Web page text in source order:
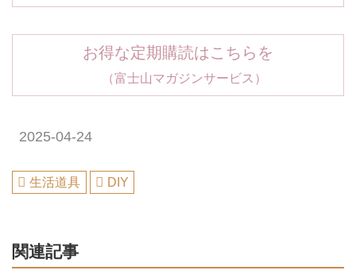
お得な定期購読はこちらを
（富士山マガジンサービス）
2025-04-24
生活道具 DIY
関連記事